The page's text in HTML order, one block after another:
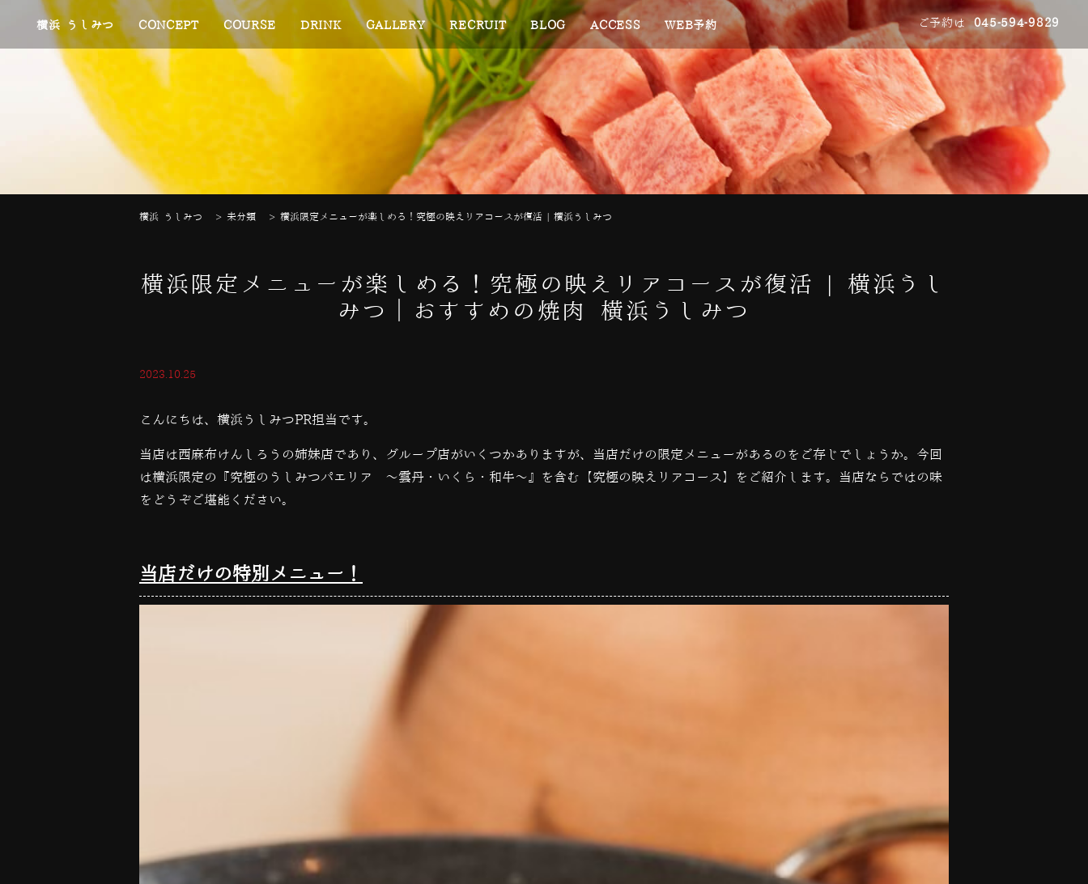
横浜 うしみつ CONCEPT COURSE DRINK GALLERY RECRUIT BLOG ACCESS WEB予約 ご予約は 045-594-9829
横浜 うしみつ > 未分類 > 横浜限定メニューが楽しめる！究極の映えリアコースが復活 | 横浜うしみつ
横浜限定メニューが楽しめる！究極の映えリアコースが復活 | 横浜うし
みつ｜おすすめの焼肉 横浜うしみつ
2023.10.25
こんにちは、横浜うしみつPR担当です。
当店は西麻布けんしろうの姉妹店であり、グループ店がいくつかありますが、当店だけの限定メニューがあるのをご存じでしょうか。今回
は横浜限定の『究極のうしみつパエリア 〜雲丹・いくら・和牛〜』を含む【究極の映えリアコース】をご紹介します。当店ならではの味
をどうぞご堪能ください。
当店だけの特別メニュー！